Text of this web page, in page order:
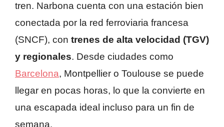
tren. Narbona cuenta con una estación bien
conectada por la red ferroviaria francesa
(SNCF), con trenes de alta velocidad (TGV)
y regionales. Desde ciudades como
Barcelona, Montpellier o Toulouse se puede
llegar en pocas horas, lo que la convierte en
una escapada ideal incluso para un fin de
semana.